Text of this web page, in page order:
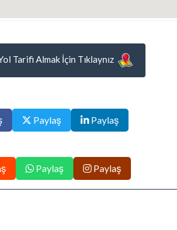
Tarifi Almak İçin Tıklaynız
Paylaş Paylaş
Paylaş Paylaş